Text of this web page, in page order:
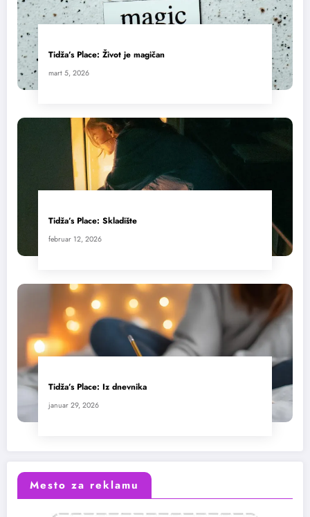
Tidža’s Place: Život je magičan
mart 5, 2026
Tidža’s Place: Skladište
februar 12, 2026
Tidža’s Place: Iz dnevnika
januar 29, 2026
Mesto za reklamu